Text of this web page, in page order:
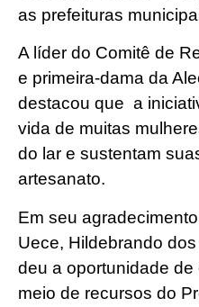
as prefeituras
A líder do Comitê de
e primeira-dama da
destacou que a
vida de muitas
do lar e sustentam
artesanato.
Em seu
Uece, Hildebrando
deu a oportunidade
meio de recursos do